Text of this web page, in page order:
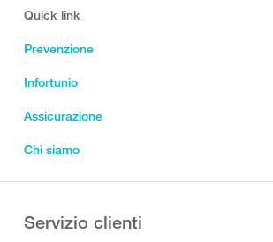
Quick link
Prevenzione
Infortunio
Assicurazione
Chi siamo
Servizio clienti